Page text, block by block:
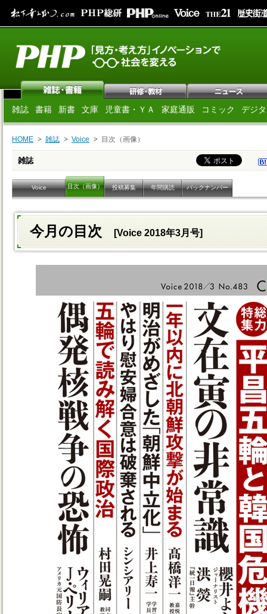
雑誌 書籍 新書 文庫 児童書・ＹＡ 家庭通販 コミック デジ
HOME 雑誌 Voice 目次（画像）
雑誌
Voice 目次（画像） 投稿募集 年間購読 バックナンバー
今月の目次 [Voice 2018年3月号]